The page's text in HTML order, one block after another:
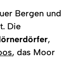
Bergen und
Die
,
, das Moor